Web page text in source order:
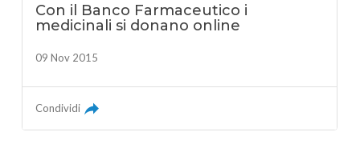
Con il Banco Farmaceutico i
medicinali si donano online
09 Nov 2015
Condividi